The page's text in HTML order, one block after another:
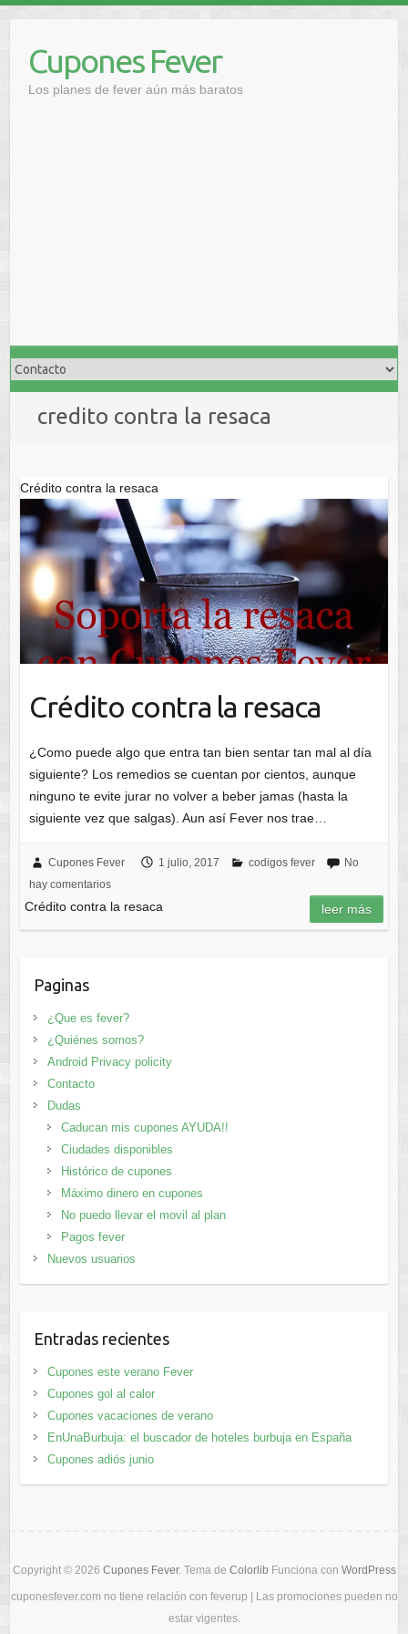
contenidoCupones Fever
Los planes de fever aún más baratos
credito contra la resaca
Crédito contra la resaca
Crédito contra la resaca
¿Como puede algo que entra tan bien sentar tan mal al día
siguiente? Los remedios se cuentan por cientos, aunque
ninguno te evite jurar no volver a beber jamas (hasta la
siguiente vez que salgas). Aun así Fever nos trae…
Cupones Fever 1 julio, 2017 codigos fever
No
hay comentarios
Crédito contra la resaca leer más
Paginas
¿Que es fever?
¿Quiénes somos?
Android Privacy policity
Contacto
Dudas
Caducan mis cupones AYUDA!!
Ciudades disponibles
Histórico de cupones
Máximo dinero en cupones
No puedo llevar el movil al plan
Pagos fever
Nuevos usuarios
Entradas recientes
Cupones este verano Fever
Cupones gol al calor
Cupones vacaciones de verano
EnUnaBurbuja: el buscador de hoteles burbuja en España
Cupones adiós junio
Copyright © 2026 Cupones Fever. Tema de Colorlib Funciona con WordPress
cuponesfever.com no tiene relación con feverup | Las promociones pueden no
estar vigentes.